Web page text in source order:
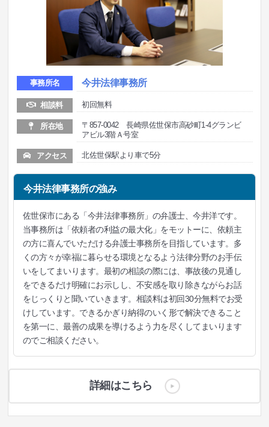
事務所名 今井法律事務所
相談料 初回無料
所在地
〒857-0042 長崎県佐世保市高砂町1-4グランビ
アビル3階Ａ号室
アクセス 北佐世保駅より車で5分
今井法律事務所の強み
佐世保市にある「今井法律事務所」の弁護士、今井洋です。
当事務所は「依頼者の利益の最大化」をモットーに、依頼主
の方に喜んでいただける弁護士事務所を目指しています。多
くの方々が幸福に暮らせる環境となるよう法律分野のお手伝
いをしてまいります。最初の相談の際には、事故後の見通し
をできるだけ明確にお示しし、不安感を取り除きながらお話
をじっくりと聞いていきます。相談料は初回30分無料でお受
けしています。できるかぎり納得のいく形で解決できること
を第一に、最善の成果を導けるよう力を尽くしてまいります
のでご相談ください。
詳細はこちら